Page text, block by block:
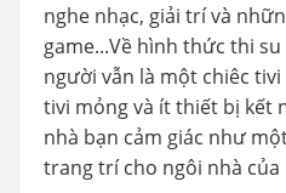
nghe nhạc, giải trí và
game...Về hình thức thi
người vẫn là một chiêc
tivi mỏng và ít thiết bị kết
nhà bạn cảm giác như
trang trí cho ngôi nhà của